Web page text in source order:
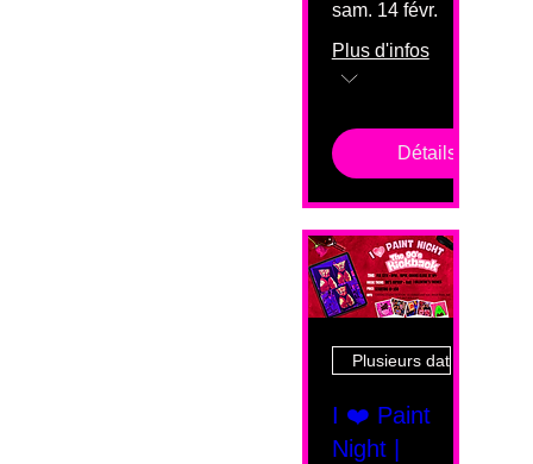
sam. 14 févr.
Plus d'infos
Détails
Plusieurs dates
I ❤️ Paint
Night |